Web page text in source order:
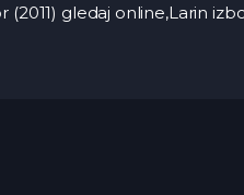
(2011) gledaj online,Larin